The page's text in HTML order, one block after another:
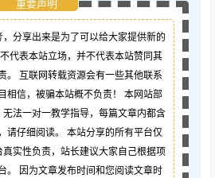
重要声明
分享出来是为了可以给大家提供新的
代表本站立场，并不代表本站赞同其
。 互联网转载资源会有一些其他联系
相信，被骗本站概不负责！ 本网站部
法一对一教学指导，每篇文章内都含
请仔细阅读。 本站分享的所有平台仅
实性负责，站长建议大家自己根据项
。 因为文章发布时间和您阅读文章时